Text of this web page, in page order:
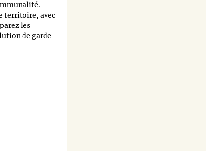
territoire, avec
les
de garde